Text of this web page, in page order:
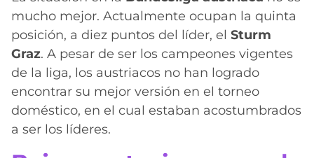
mucho mejor. Actualmente ocupan la quinta
posición, a diez puntos del líder, el Sturm
Graz. A pesar de ser los campeones vigentes
de la liga, los austriacos no han logrado
encontrar su mejor versión en el torneo
doméstico, en el cual estaban acostumbrados
a ser los líderes.